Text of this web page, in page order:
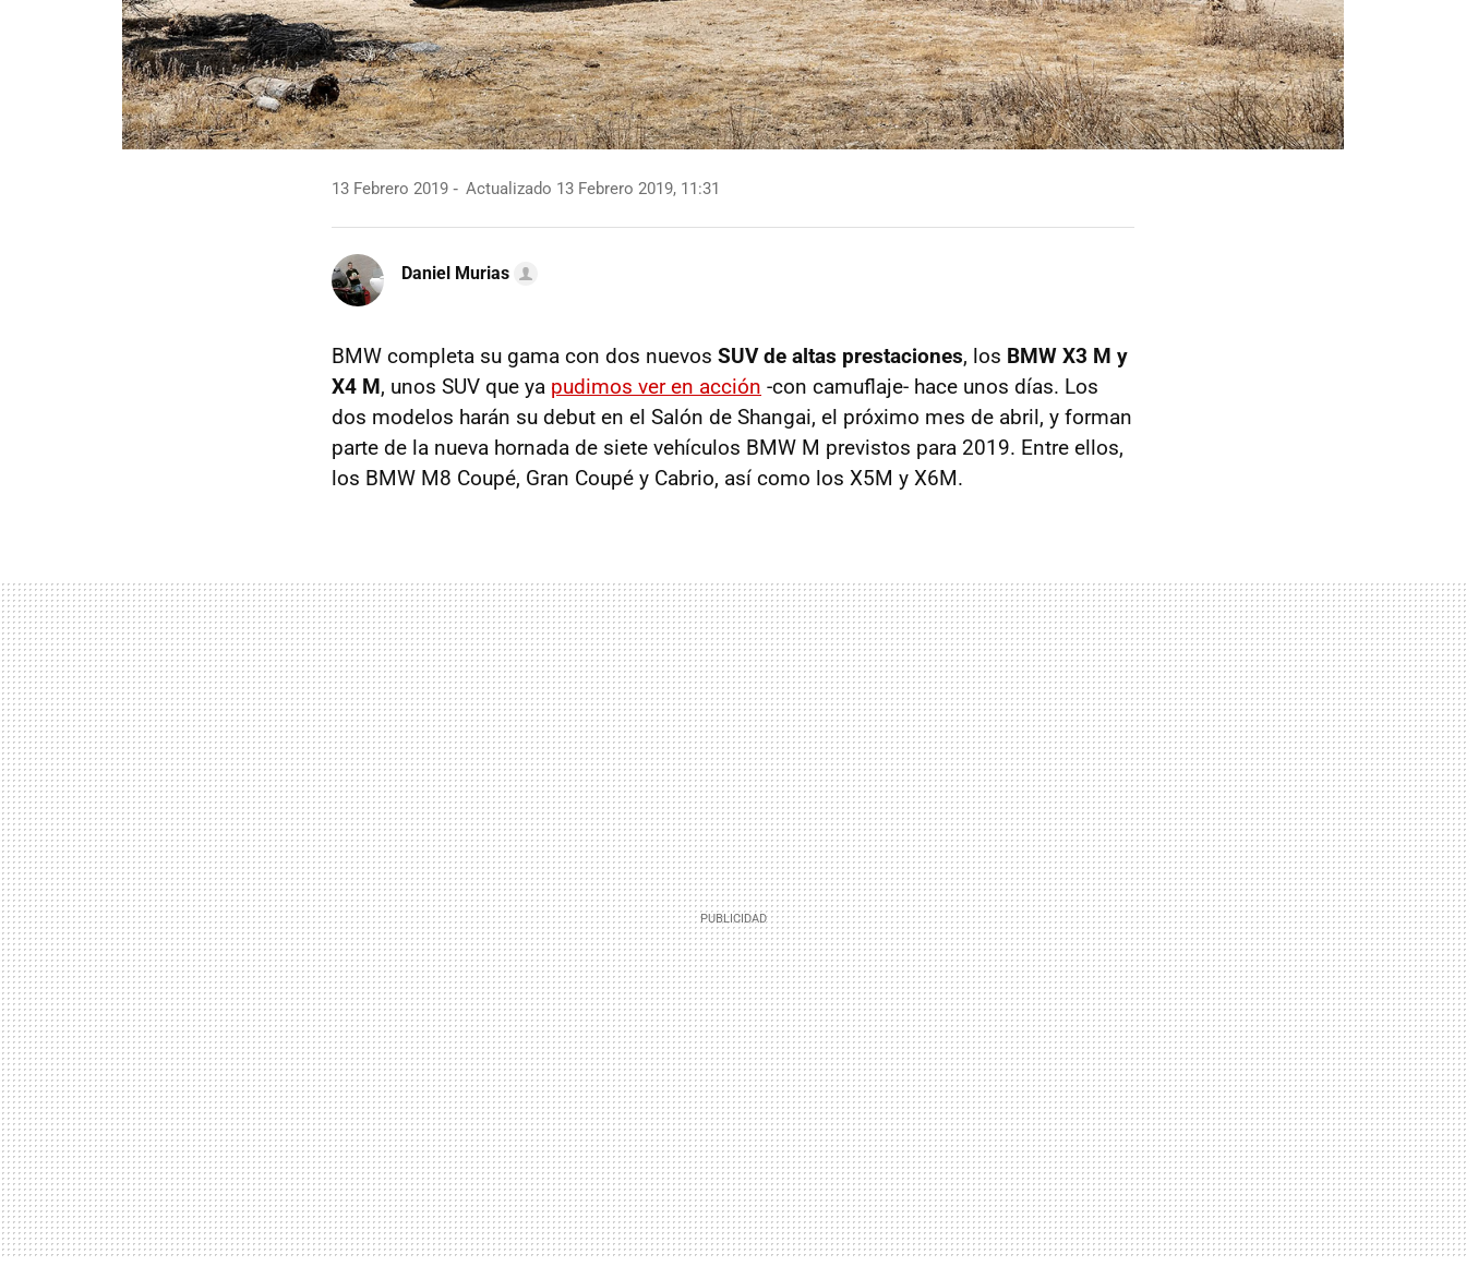
13 Febrero 2019 Actualizado 13 Febrero 2019, 11:31
Daniel Murias
BMW completa su gama con dos nuevos SUV de altas prestaciones, los BMW X3 M y
X4 M, unos SUV que ya pudimos ver en acción -con camuflaje- hace unos días. Los
dos modelos harán su debut en el Salón de Shangai, el próximo mes de abril, y forman
parte de la nueva hornada de siete vehículos BMW M previstos para 2019. Entre ellos,
los BMW M8 Coupé, Gran Coupé y Cabrio, así como los X5M y X6M.